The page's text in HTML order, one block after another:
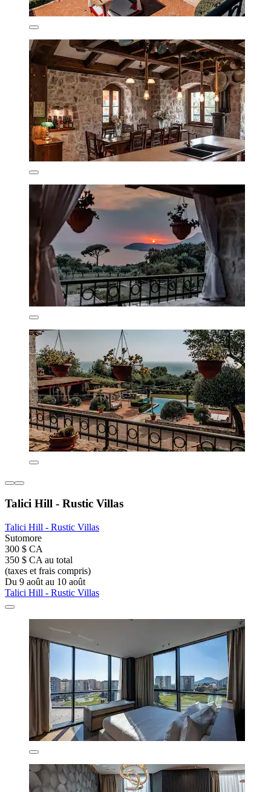
Talici Hill - Rustic Villas
Talici Hill - Rustic Villas
Sutomore
300 $ CA
350 $ CA au total
(taxes et frais compris)
Du 9 août au 10 août
Talici Hill - Rustic Villas